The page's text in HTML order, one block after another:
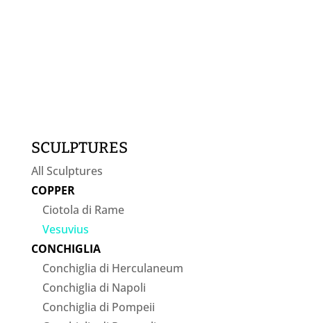
SCULPTURES
All Sculptures
COPPER
Ciotola di Rame
Vesuvius
CONCHIGLIA
Conchiglia di Herculaneum
Conchiglia di Napoli
Conchiglia di Pompeii